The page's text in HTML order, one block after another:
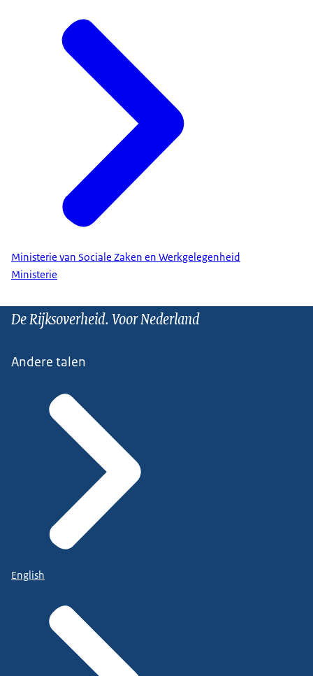
Ministerie van Sociale Zaken en Werkgelegenheid
Ministerie
De Rijksoverheid. Voor Nederland
Andere talen
English